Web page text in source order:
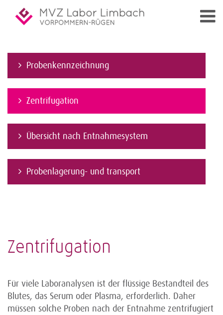
Probenkennzeichnung
Zentrifugation
Übersicht nach Entnahmesystem
Probenlagerung- und transport
Zentrifugation
Für viele Laboranalysen ist der flüssige Bestandteil des
Blutes, das Serum oder Plasma, erforderlich. Daher
müssen solche Proben nach der Entnahme zentrifugiert